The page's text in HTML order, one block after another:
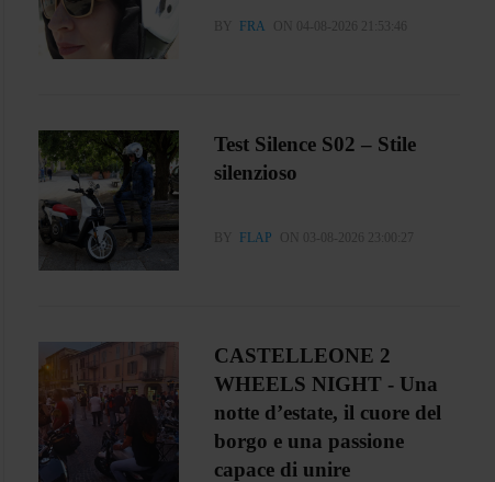
BY FRA ON 04-08-2026 21:53:46
Test Silence S02 – Stile
silenzioso
BY FLAP ON 03-08-2026 23:00:27
CASTELLEONE 2
WHEELS NIGHT - Una
notte d’estate, il cuore del
borgo e una passione
capace di unire